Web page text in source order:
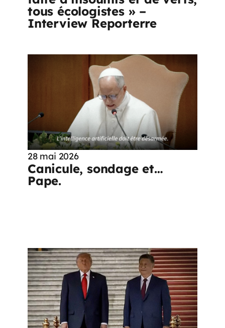
tous écologistes » –
Interview Reporterre
28 mai 2026
Canicule, sondage et…
Pape.